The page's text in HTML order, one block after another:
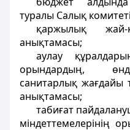
туралы Салық
қаржылық
анықтамасы;
aулау
орындардың,
санитарлық жағдайы
анықтамасы;
табиғат
мiндеттемелерiнiң